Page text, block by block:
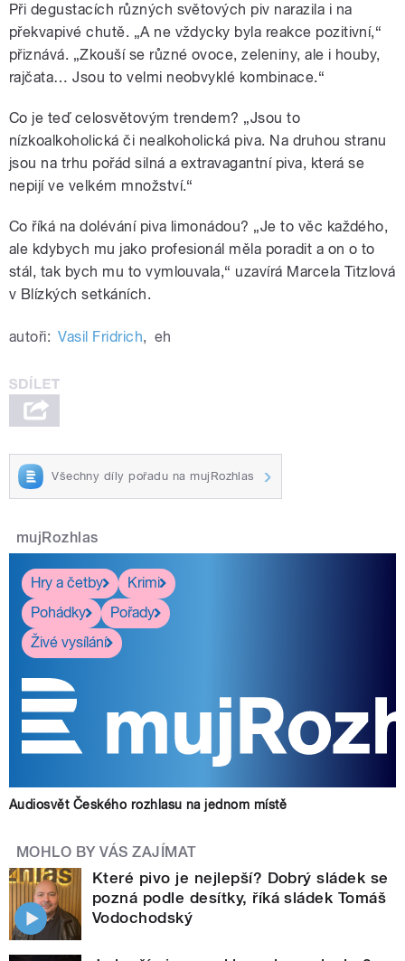
Při degustacích různých světových piv narazila i na
překvapivé chutě. „A ne vždycky byla reakce pozitivní,“
přiznává. „Zkouší se různé ovoce, zeleniny, ale i houby,
rajčata… Jsou to velmi neobvyklé kombinace.“
Co je teď celosvětovým trendem? „Jsou to
nízkoalkoholická či nealkoholická piva. Na druhou stranu
jsou na trhu pořád silná a extravagantní piva, která se
nepijí ve velkém množství.“
Co říká na dolévání piva limonádou? „Je to věc každého,
ale kdybych mu jako profesionál měla poradit a on o to
stál, tak bych mu to vymlouvala,“ uzavírá Marcela Titzlová
v Blízkých setkáních.
autoři: Vasil Fridrich, eh
Všechny díly pořadu na mujRozhlas
mujRozhlas
Hry a četby
Krimi
Pohádky
Pořady
Živé vysílání
Audiosvět Českého rozhlasu na jednom místě
MOHLO BY VÁS ZAJÍMAT
Které pivo je nejlepší? Dobrý sládek se
pozná podle desítky, říká sládek Tomáš
Vodochodský